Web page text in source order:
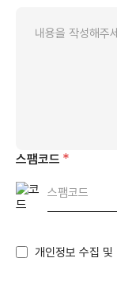
스팸코드
개인정보 수집 및